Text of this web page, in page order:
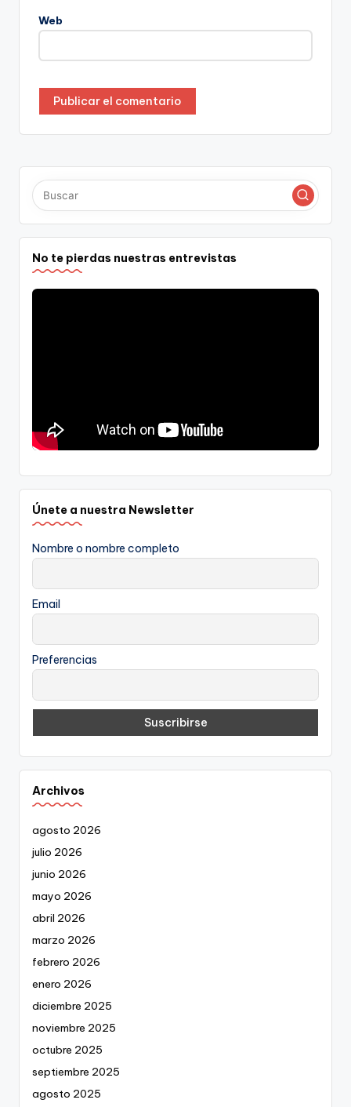
Web
No te pierdas nuestras entrevistas
Únete a nuestra Newsletter
Nombre o nombre completo
Email
Preferencias
Archivos
agosto 2026
julio 2026
junio 2026
mayo 2026
abril 2026
marzo 2026
febrero 2026
enero 2026
diciembre 2025
noviembre 2025
octubre 2025
septiembre 2025
agosto 2025